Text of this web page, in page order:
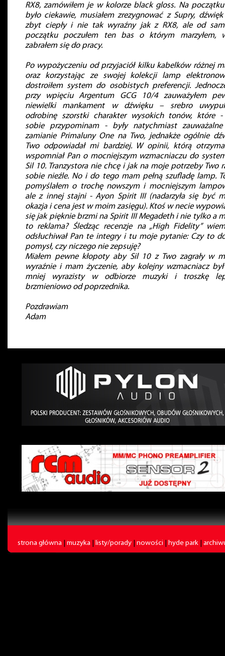
RX8, zamówiłem je w kolorze black gloss. Na
było ciekawie, musiałem zrezygnować z Supry, dźwięk
zbyt ciepły i nie tak wyraźny jak z RX8, ale od
początku poczułem ten bas o którym marzyłem,
zabrałem się do pracy.
Po wypożyczeniu od przyjaciół kilku kabelków różnej
oraz korzystając ze swojej kolekcji lamp
dostroiłem system do osobistych preferencji.
przy wpięciu Argentum GCG 10/4 zauważyłem
niewielki mankament w dźwięku – srebro
odrobinę szorstki charakter wysokich tonów, które
sobie przypominam - były natychmiast
zamianie Primaluny One na Two, jednakże ogólnie
Two odpowiadał mi bardziej. W opinii, którą
wspomniał Pan o mocniejszym wzmacniaczu do
Sil 10. Tranzystora nie chcę i jak na moje potrzeby Two
sobie nieźle. No i do tego mam pełną szufladę lamp.
pomyślałem o trochę nowszym i mocniejszym
ale z innej stajni - Ayon Spirit III (nadarzyła się być
okazja i cena jest w moim zasięgu). Ktoś w necie
się jak pięknie brzmi na Spirit III Megadeth i nie tylko a
to reklama? Śledząc recenzje na „High Fidelity”
odsłuchiwał Pan te integry i tu moje pytanie: Czy to
pomysł, czy niczego nie zepsuję?
Miałem pewne kłopoty aby Sil 10 z Two zagrały w
wyraźnie i mam życzenie, aby kolejny wzmacniacz
mniej wyrazisty w odbiorze muzyki i troszkę
brzmieniowo od poprzednika.
Pozdrawiam
Adam
strona główna muzyka listy/porady nowości hyde park